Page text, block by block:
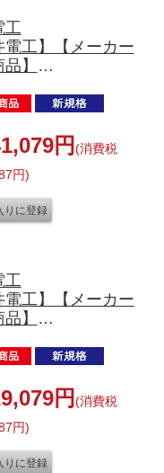
工
電工】【メーカー
】
2R23-JAN-BX
Mサイズ
円 (消費税
円)
工
電工】【メーカー
】
2R23-BX
BX
ノビロン付 Lサイ
円 (消費税
円)